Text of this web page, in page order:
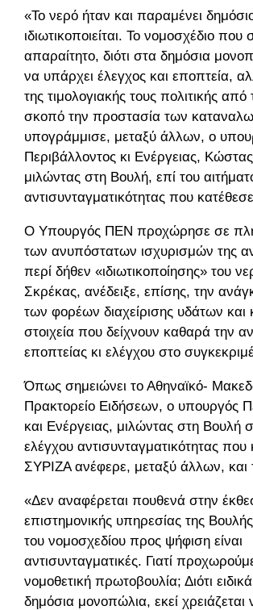
«Το νερό ήταν και παραμένει
ιδιωτικοποιείται. Το νομοσχέδιο που
απαραίτητο, διότι στα δημόσια
να υπάρχει έλεγχος και εποπτεία,
της τιμολογιακής τους πολιτικής από
σκοπό την προστασία των
υπογράμμισε, μεταξύ άλλων, ο
Περιβάλλοντος κι Ενέργειας,
μιλώντας στη Βουλή, επί του
αντισυνταγματικότητας που
Ο Υπουργός ΠΕΝ προχώρησε σε
των ανυπόστατων ισχυρισμών της
περί δήθεν «ιδιωτικοποίησης» του
Σκρέκας, ανέδειξε, επίσης, την
των φορέων διαχείρισης υδάτων και
στοιχεία που δείχνουν καθαρά την
εποπτείας κι ελέγχου στο
Όπως σημειώνει το Αθηναϊκό-
Πρακτορείο Ειδήσεων, ο υπουργός
και Ενέργειας, μιλώντας στη Βουλή
ελέγχου αντισυνταγματικότητας που
ΣΥΡΙΖΑ ανέφερε, μεταξύ άλλων, και
«Δεν αναφέρεται πουθενά στην
επιστημονικής υπηρεσίας της Βουλής
του νομοσχεδίου προς ψήφιση είναι
αντισυνταγματικές. Γιατί
νομοθετική πρωτοβουλία; Διότι
δημόσια μονοπώλια, εκεί χρειάζεται